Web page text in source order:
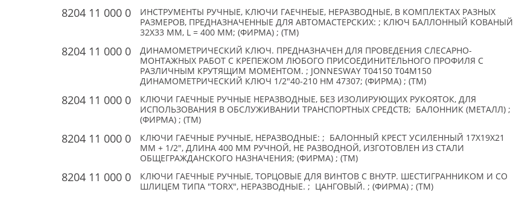
8204 11 000 0
ИНСТРУМЕНТЫ РУЧНЫЕ, КЛЮЧИ ГАЕЧНЕЫЕ, НЕРАЗВОДНЫЕ, В КОМПЛЕКТАХ РАЗНЫХ
РАЗМЕРОВ, ПРЕДНАЗНАЧЕННЫЕ ДЛЯ АВТОМАСТЕРСКИХ: ; КЛЮЧ БАЛЛОННЫЙ КОВАНЫЙ
32Х33 ММ, L = 400 ММ; (ФИРМА) ; (TM)
8204 11 000 0
ДИНАМОМЕТРИЧЕСКИЙ КЛЮЧ. ПРЕДНАЗНАЧЕН ДЛЯ ПРОВЕДЕНИЯ СЛЕСАРНО-
МОНТАЖНЫХ РАБОТ С КРЕПЕЖОМ ЛЮБОГО ПРИСОЕДИНИТЕЛЬНОГО ПРОФИЛЯ С
РАЗЛИЧНЫМ КРУТЯЩИМ МОМЕНТОМ. ; JONNESWAY T04150 Т04М150
ДИНАМОМЕТРИЧЕСКИЙ КЛЮЧ 1/2"40-210 НМ 47307; (ФИРМА) ; (TM)
8204 11 000 0
КЛЮЧИ ГАЕЧНЫЕ РУЧНЫЕ НЕРАЗВОДНЫЕ, БЕЗ ИЗОЛИРУЮЩИХ РУКОЯТОК, ДЛЯ
ИСПОЛЬЗОВАНИЯ В ОБСЛУЖИВАНИИ ТРАНСПОРТНЫХ СРЕДСТВ; БАЛОННИК (МЕТАЛЛ) ;
(ФИРМА) ; (TM)
8204 11 000 0
КЛЮЧИ ГАЕЧНЫЕ РУЧНЫЕ, НЕРАЗВОДНЫЕ: ; БАЛОННЫЙ КРЕСТ УСИЛЕННЫЙ 17Х19Х21
ММ + 1/2", ДЛИНА 400 ММ РУЧНОЙ, НЕ РАЗВОДНОЙ, ИЗГОТОВЛЕН ИЗ СТАЛИ
ОБЩЕГРАЖДАНСКОГО НАЗНАЧЕНИЯ; (ФИРМА) ; (TM)
8204 11 000 0
КЛЮЧИ ГАЕЧНЫЕ РУЧНЫЕ, ТОРЦОВЫЕ ДЛЯ ВИНТОВ С ВНУТР. ШЕСТИГРАННИКОМ И СО
ШЛИЦЕМ ТИПА "TORX", НЕРАЗВОДНЫЕ. ; ЦАНГОВЫЙ. ; (ФИРМА) ; (TM)